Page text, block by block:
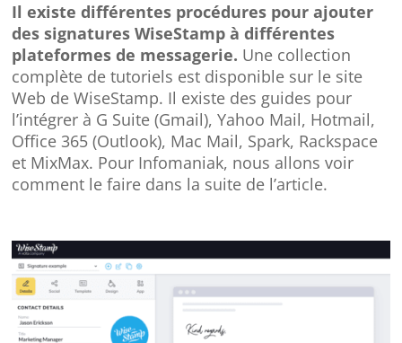
Il existe différentes procédures pour ajouter
des signatures WiseStamp à différentes
plateformes de messagerie. Une collection
complète de tutoriels est disponible sur le site
Web de WiseStamp. Il existe des guides pour
l’intégrer à G Suite (Gmail), Yahoo Mail, Hotmail,
Office 365 (Outlook), Mac Mail, Spark, Rackspace
et MixMax. Pour Infomaniak, nous allons voir
comment le faire dans la suite de l’article.